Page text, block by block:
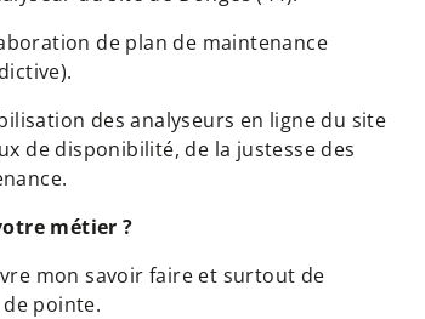
de plan de maintenance
des analyseurs en ligne du site
de disponibilité, de la justesse des
métier ?
mon savoir faire et surtout de
pointe.